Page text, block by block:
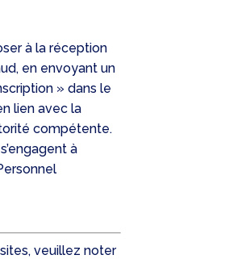
à la réception
en envoyant un
» dans le
lien avec la
compétente.
à
veuillez noter